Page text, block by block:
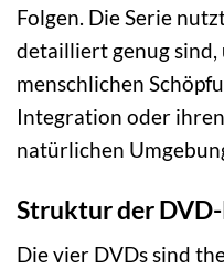
Folgen. Die Serie
detailliert genug sind,
menschlichen
Integration oder
natürlichen
Struktur der
Die vier DVDs sind